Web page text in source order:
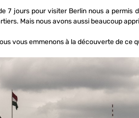
7 jours pour visiter Berlin nous a permis
Mais nous avons aussi beaucoup
vous emmenons à la découverte de ce